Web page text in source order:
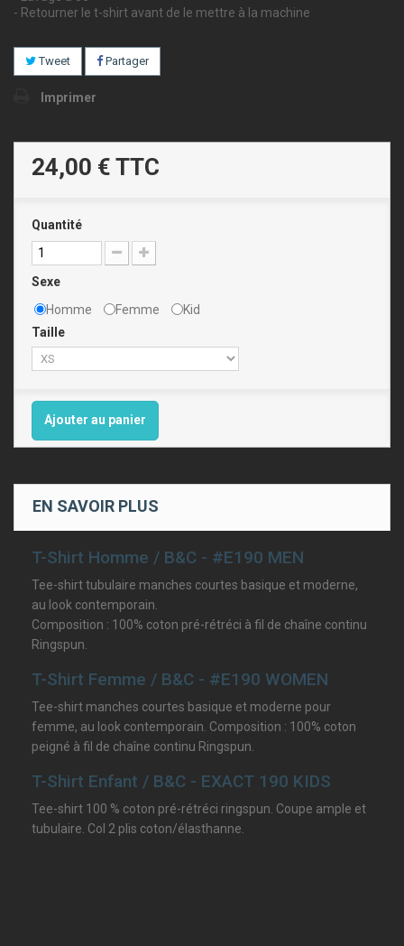
- Retourner le t-shirt avant de le mettre à la machine
Tweet Partager
Imprimer
24,00 € TTC
Quantité
Sexe
Homme
Femme
Kid
Taille
Ajouter au panier
EN SAVOIR PLUS
T-Shirt Homme / B&C - #E190 MEN
Tee-shirt tubulaire manches courtes basique et moderne,
au look contemporain.
Composition : 100% coton pré-rétréci à fil de chaîne continu
Ringspun.
T-Shirt Femme / B&C - #E190 WOMEN
Tee-shirt manches courtes basique et moderne pour
femme, au look contemporain. Composition : 100% coton
peigné à fil de chaîne continu Ringspun.
T-Shirt Enfant / B&C - EXACT 190 KIDS
Tee-shirt 100 % coton pré-rétréci ringspun. Coupe ample et
tubulaire. Col 2 plis coton/élasthanne.